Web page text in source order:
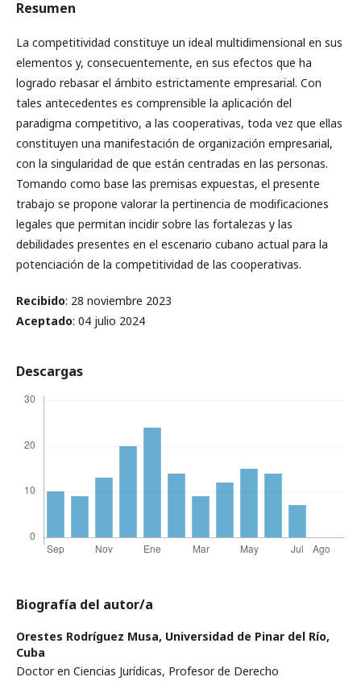
Resumen
La competitividad constituye un ideal multidimensional en sus
elementos y, consecuentemente, en sus efectos que ha
logrado rebasar el ámbito estrictamente empresarial. Con
tales antecedentes es comprensible la aplicación del
paradigma competitivo, a las cooperativas, toda vez que ellas
constituyen una manifestación de organización empresarial,
con la singularidad de que están centradas en las personas.
Tomando como base las premisas expuestas, el presente
trabajo se propone valorar la pertinencia de modificaciones
legales que permitan incidir sobre las fortalezas y las
debilidades presentes en el escenario cubano actual para la
potenciación de la competitividad de las cooperativas.
Recibido: 28 noviembre 2023
Aceptado: 04 julio 2024
Descargas
Biografía del autor/a
Orestes Rodríguez Musa, Universidad de Pinar del Río,
Cuba
Doctor en Ciencias Jurídicas, Profesor de Derecho